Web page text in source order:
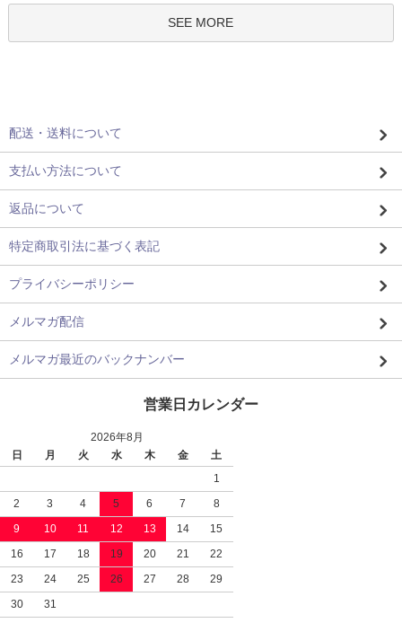
SEE MORE
配送・送料について
支払い方法について
返品について
特定商取引法に基づく表記
プライバシーポリシー
メルマガ配信
メルマガ最近のバックナンバー
営業日カレンダー
2026年8月
日
月 火 水 木 金
土
1
2
3 4 5 6 7
8
9
10 11 12 13 14
15
16
17 18 19 20 21
22
23
24 25 26 27 28
29
30
31